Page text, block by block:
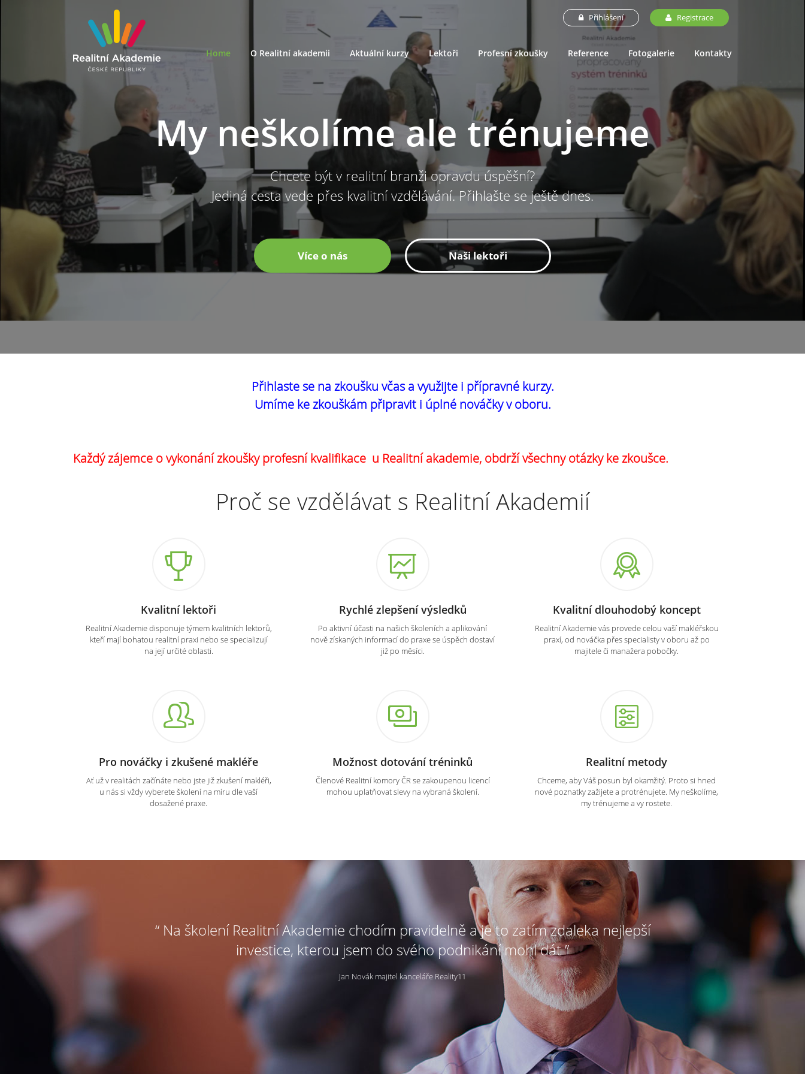
Přihlášení Registrace
Home O Realitní akademii Aktuální kurzy Lektoři Profesní zkoušky Reference Fotogalerie Kontakty
My neškolíme ale trénujeme
Chcete být v realitní branži opravdu úspěšní?
Jediná cesta vede přes kvalitní vzdělávání. Přihlašte se ještě dnes.
Více o nás Naši lektoři
Přihlaste se na zkoušku včas a využijte i přípravné kurzy.
Umíme ke zkouškám připravit i úplné nováčky v oboru.
Každý zájemce o vykonání zkoušky profesní kvalifikace u Realitní akademie, obdrží všechny otázky ke zkoušce.
Proč se vzdělávat s Realitní Akademií
Kvalitní lektoři
Realitní Akademie disponuje týmem kvalitních lektorů,
kteří mají bohatou realitní praxi nebo se specializují
na její určité oblasti.
Rychlé zlepšení výsledků
Po aktivní účasti na našich školeních a aplikování
nově získaných informací do praxe se úspěch dostaví
již po měsíci.
Kvalitní dlouhodobý koncept
Realitní Akademie vás provede celou vaší makléřskou
praxí, od nováčka přes specialisty v oboru až po
majitele či manažera pobočky.
Pro nováčky i zkušené makléře
Ať už v realitách začínáte nebo jste již zkušení makléři,
u nás si vždy vyberete školení na míru dle vaší
dosažené praxe.
Možnost dotování tréninků
Členové Realitní komory ČR se zakoupenou licencí
mohou uplatňovat slevy na vybraná školení.
Realitní metody
Chceme, aby Váš posun byl okamžitý. Proto si hned
nové poznatky zažijete a protrénujete. My neškolíme,
my trénujeme a vy rostete.
“ Na školení Realitní Akademie chodím pravidelně a je to zatím zdaleka nejlepší
investice, kterou jsem do svého podnikání mohl dát ”
Jan Novák majitel kanceláře Reality11